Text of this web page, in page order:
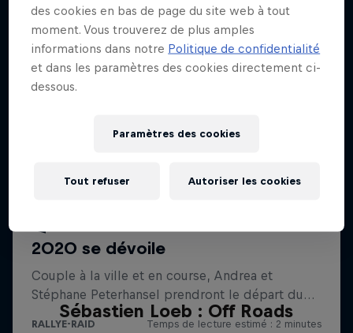
Sébastien Loeb : Off Roads
des cookies en bas de page du site web à tout
moment. Vous trouverez de plus amples
informations dans notre Politique de confidentialité
et dans les paramètres des cookies directement ci-
dessous.
Paramètres des cookies
Tout refuser Autoriser les cookies